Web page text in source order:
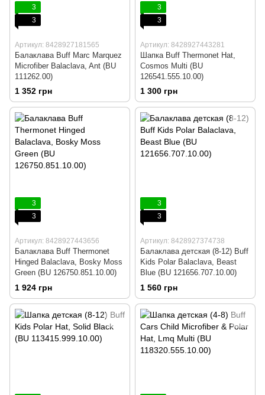
3
3
Артикул: 8428927181565
Балаклава Buff Marc Marquez
Microfiber Balaclava, Ant (BU
111262.00)
1 352 грн
3
3
Артикул: 8428927443281
Шапка Buff Thermonet Hat,
Cosmos Multi (BU
126541.555.10.00)
1 300 грн
3
3
Артикул: 8428927443656
Балаклава Buff Thermonet
Hinged Balaclava, Bosky Moss
Green (BU 126750.851.10.00)
1 924 грн
3
3
Артикул: 8428927374738
Балаклава детская (8-12) Buff
Kids Polar Balaclava, Beast
Blue (BU 121656.707.10.00)
1 560 грн